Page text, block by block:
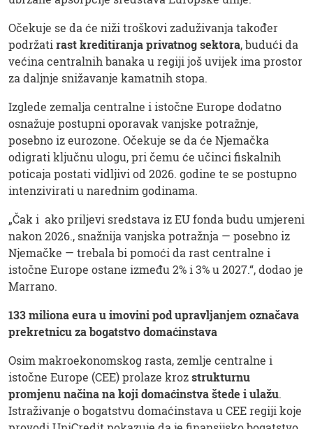
Očekuje se da će niži troškovi zaduživanja također
podržati rast kreditiranja privatnog sektora, budući da
većina centralnih banaka u regiji još uvijek ima prostor
za daljnje snižavanje kamatnih stopa.
Izglede zemalja centralne i istočne Europe dodatno
osnažuje postupni oporavak vanjske potražnje,
posebno iz eurozone. Očekuje se da će Njemačka
odigrati ključnu ulogu, pri čemu će učinci fiskalnih
poticaja postati vidljivi od 2026. godine te se postupno
intenzivirati u narednim godinama.
„Čak i ako priljevi sredstava iz EU fonda budu umjereni
nakon 2026., snažnija vanjska potražnja — posebno iz
Njemačke — trebala bi pomoći da rast centralne i
istočne Europe ostane između 2% i 3% u 2027.“, dodao je
Marrano.
133 miliona eura u imovini pod upravljanjem označava
prekretnicu za bogatstvo domaćinstava
Osim makroekonomskog rasta, zemlje centralne i
istočne Europe (CEE) prolaze krozstrukturnu
promjenu načina na koji domaćinstva štede i ulažu.
Istraživanje o bogatstvu domaćinstava u CEE regiji koje